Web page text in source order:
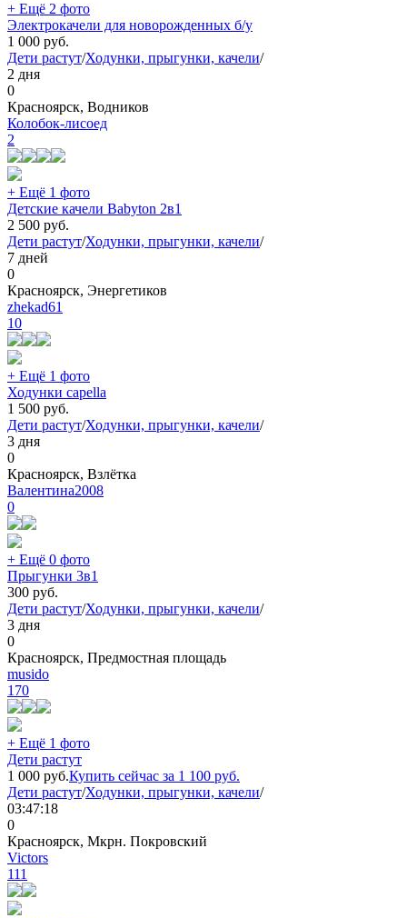
+ Ещё 2 фото
Электрокачели для новорожденных б/у
1 000 руб.
Дети растут/Ходунки, прыгунки, качели/
2 дня
0
Красноярск, Водников
Колобок-лисоед
2
+ Ещё 1 фото
Детские качели Babyton 2в1
2 500 руб.
Дети растут/Ходунки, прыгунки, качели/
7 дней
0
Красноярск, Энергетиков
zhekad61
10
+ Ещё 1 фото
Ходунки capella
1 500 руб.
Дети растут/Ходунки, прыгунки, качели/
3 дня
0
Красноярск, Взлётка
Валентина2008
0
+ Ещё 0 фото
Прыгунки 3в1
300 руб.
Дети растут/Ходунки, прыгунки, качели/
3 дня
0
Красноярск, Предмостная площадь
musido
170
+ Ещё 1 фото
Дети растут
1 000 руб.Купить сейчас за 1 100 руб.
Дети растут/Ходунки, прыгунки, качели/
03:47:18
0
Красноярск, Мкрн. Покровский
Victors
111